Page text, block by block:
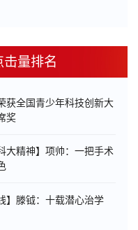
击量排名
获全国青少年科技创新大
奖
大精神】项帅：一把手术
】滕钺：十载潜心治学